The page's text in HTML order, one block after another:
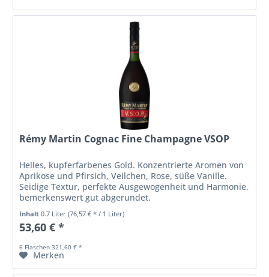
Rémy Martin Cognac Fine Champagne VSOP
Helles, kupferfarbenes Gold. Konzentrierte Aromen von
Aprikose und Pfirsich, Veilchen, Rose, süße Vanille.
Seidige Textur, perfekte Ausgewogenheit und Harmonie,
bemerkenswert gut abgerundet.
Inhalt0.7 Liter(76,57 € * / 1 Liter)
53,60 € *
6 Flaschen 321,60 € *
Merken